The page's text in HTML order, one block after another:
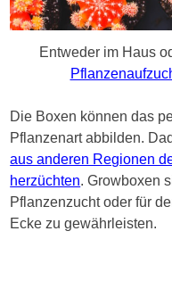
Entweder im Haus
Die Boxen können das
Pflanzenart abbilden.
aus anderen Regionen
herzüchten. Growboxen
Pflanzenzucht oder für
Ecke zu gewährleisten.